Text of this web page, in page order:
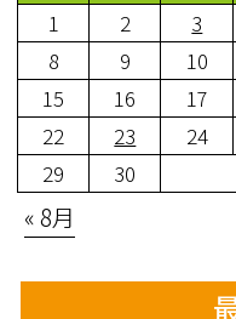
1 2 3
8
9 10
15
16 17
22
23 24
29
30
« 8月